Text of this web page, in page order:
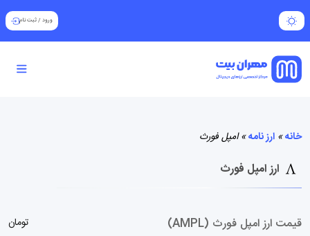
ورود /ثبت نام
خانه» ارز نامه»امپل فورث
ارز امپل فورث
قیمت ارز امپل فورث (AMPL) تومان